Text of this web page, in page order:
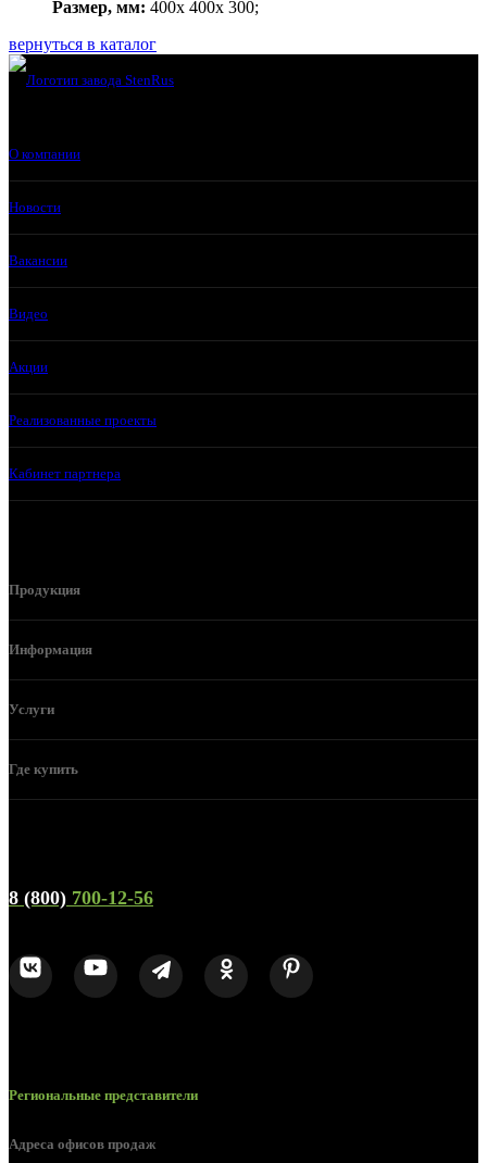
Размер, мм: 400x 400x 300;
вернуться в каталог
О компании
Новости
Вакансии
Видео
Акции
Реализованные проекты
Кабинет партнера
Продукция
Информация
Услуги
Где купить
8 (800) 700-12-56
Региональные представители
Адреса офисов продаж